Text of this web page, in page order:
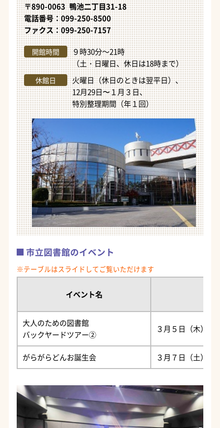
〒890-0063 鴨池二丁目31-18
電話番号：099-250-8500
ファクス：099-250-7157
開館時間
９時30分～21時
（土・日曜日、休日は18時まで）
休館日
火曜日（休日のときは翌平日）、
12月29日〜１月３日、
特別整理期間（年１回）
市立図書館のイベント
イベント名
大人のための図書館
バックヤードツアー②
３月５日（木）18
がらがらどんお誕生会 ３月７日（土）14